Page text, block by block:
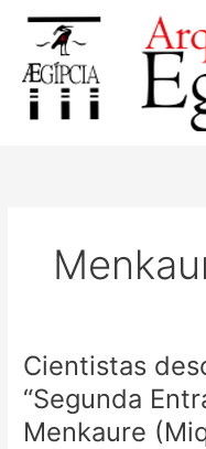
conteúdo
Cientistas
“Segunda
Menkaure